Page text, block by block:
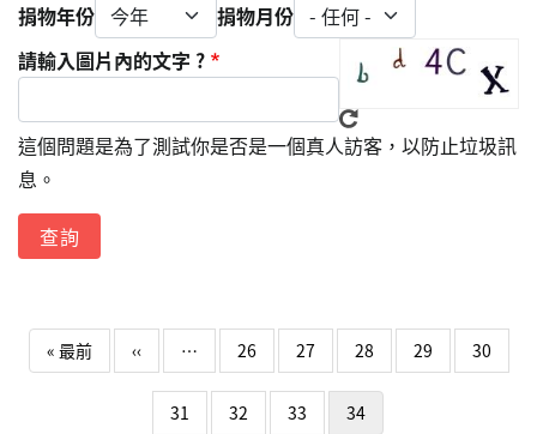
捐物年份
捐物月份
請輸入圖片內的文字 ?
這個問題是為了測試你是否是一個真人訪客，以防止垃圾訊
息。
Pagination
« 最前First page
‹‹Previous page
… 26 27 28 29 30
31 32 33 34